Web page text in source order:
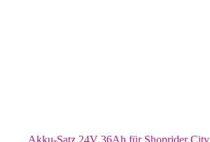
Akku-Satz 24V 36Ah für Shoprider City